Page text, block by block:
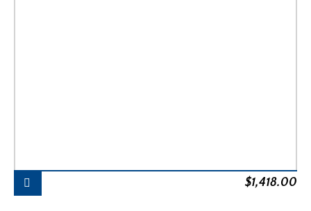
$1,418.00